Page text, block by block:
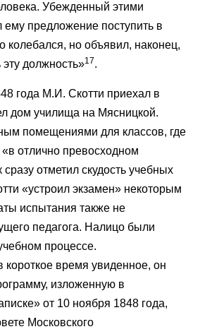
Убежденный этими
ему предложение поступить в
колебался, но объявил, наконец,
эту должность»17.
года М.И. Скотти приехал в
дом училища на Мясницкой.
помещениями для классов, где
отлично превосходном
отметил скудость учебных
«устроил экзамен» некоторым
испытания также не
педагога. Налицо были
процессе.
короткое время увиденное, он
изложенную в
от 10 ноября 1848 года,
Московского